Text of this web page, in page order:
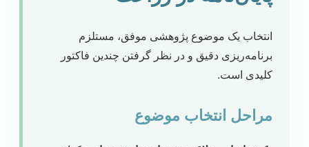
انتخاب یک موضوع پژوهشی موفق، مستلزم
برنامه‌ریزی دقیق و در نظر گرفتن چندین فاکتور
کلیدی است.
مراحل انتخاب موضوع